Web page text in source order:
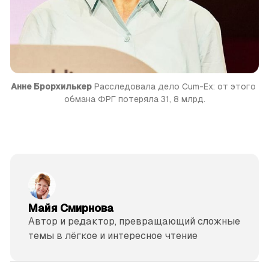
Анне Брорхилькер Расследовала дело Cum-Ex: от этого
обмана ФРГ потеряла 31, 8 млрд.
Майя Смирнова
Автор и редактор, превращающий сложные
темы в лёгкое и интересное чтение